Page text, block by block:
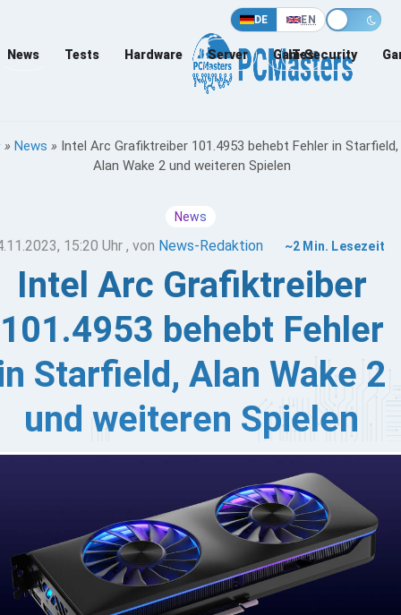
DE EN
News Tests Hardware Server Games
IT-Security
» News » Intel Arc Grafiktreiber 101.4953 behebt Fehler in Starfield,
Alan Wake 2 und weiteren Spielen
News
15:20 Uhr , von News-Redaktion ~2 Min. Lesezeit
Intel Arc Grafiktreiber
101.4953 behebt Fehler
Starfield, Alan Wake 2
und weiteren Spielen
aktualisiert und damit einige Fehler in beliebten
behoben. Dieses Update behebt Grafik- und
in Spielen wie Starfield, Alan Wake 2,
The Master Chief Collection und World War Z.
der Arc-Grafikkarten sollten demnach updaten.